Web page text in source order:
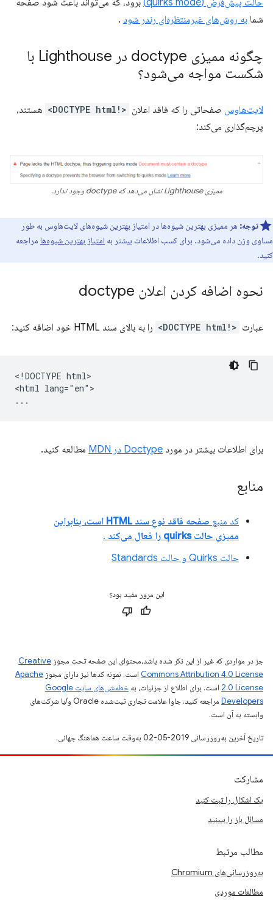
حالت پیش‌فرض (quirks mode)
برود، که می‌تواند باعث شود صفحه
شما به روش‌های غیرمنتظره‌ای رندر شود .
چگونه ممیزی doctype در Lighthouse با
شکست مواجه می‌شود؟
لایت‌هاوس صفحاتی را که فاقد اعلان <!DOCTYPE html>
هستند،
پرچم‌گذاری می‌کند:
ممیزی Lighthouse نشان می‌دهد که doctype وجود ندارد.
توجه: هر ممیزی بهترین شیوه‌ها در امتیاز بهترین شیوه‌های لایت‌هاوس به طور
مساوی وزن داده می‌شود. برای کسب اطلاعات بیشتر به امتیاز بهترین شیوه‌ها مراجعه
کنید.
نحوه اضافه کردن اعلان doctype
عبارت <!DOCTYPE html> را به بالای سند HTML خود اضافه کنید:
<!DOCTYPE html>
<html lang="en">
برای اطلاعات بیشتر در مورد Doctype در MDN مطالعه کنید.
منابع
کد منبع
صفحه فاقد نوع سند HTML است، بنابراین
ممیزی حالت quirks را فعال می‌کند
.
حالت Quirks و حالت Standards
این مرور مفید بود؟
جز در مواردی که غیر از این ذکر شده باشد،‌محتوای این صفحه تحت مجوز Creative
Commons Attribution 4.0 License است. نمونه کدها نیز دارای مجوز Apache
2.0 License است. برای اطلاع از جزئیات، به
خطمشی‌های سایت Google
Developers‏
مراجعه کنید. جاوا علامت تجاری ثبت‌شده Oracle و/یا شرکت‌های
وابسته به آن است.
تاریخ آخرین به‌روزرسانی 2019-05-02 به‌وقت ساعت هماهنگ جهانی.
مشارکت
یک اشکال را ثبت کنید
مسائل باز را ببینید
مطالب مرتبط
به‌روزرسانی‌های Chromium
مطالعات موردی